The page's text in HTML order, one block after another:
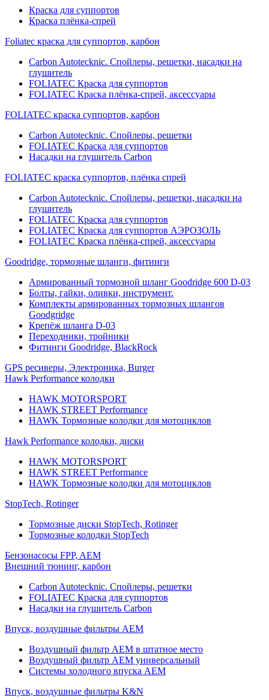
Краска для суппортов
Краска плёнка-спрей
Foliatec краска для суппортов, карбон
Carbon Autotecknic. Спойлеры, решетки, насадки на
глушитель
FOLIATEC Краска для суппортов
FOLIATEC Краска плёнка-спрей, аксессуары
FOLIATEC краска суппортов, карбон
Carbon Autotecknic. Спойлеры, решетки
FOLIATEC Краска для суппортов
Насадки на глушитель Carbon
FOLIATEC краска суппортов, плёнка спрей
Carbon Autotecknic. Спойлеры, решетки, насадки на
глушитель
FOLIATEC Краска для суппортов
FOLIATEC Краска для суппортов АЭРОЗОЛЬ
FOLIATEC Краска плёнка-спрей, аксессуары
Goodridge, тормозные шланги, фитинги
Армированный тормозной шланг Goodridge 600 D-03
Болты, гайки, оливки, инструмент.
Комплекты армированных тормозных шлангов
Goodgridge
Крепёж шланга D-03
Переходники, тройники
Фитинги Goodridge, BlackRock
GPS ресиверы, Электроника, Burger
Hawk Performance колодки
HAWK MOTORSPORT
HAWK STREET Performance
HAWK Тормозные колодки для мотоциклов
Hawk Performance колодки, диски
HAWK MOTORSPORT
HAWK STREET Performance
HAWK Тормозные колодки для мотоциклов
StopTech, Rotinger
Тормозные диски StopTech, Rotinger
Тормозные колодки StopTech
Бензонасосы FPP, AEM
Внешний тюнинг, карбон
Carbon Autotecknic. Спойлеры, решетки
FOLIATEC Краска для суппортов
Насадки на глушитель Carbon
Впуск, воздушные фильтры AEM
Воздушный фильтр AEM в штатное место
Воздушный фильтр AEM универсальный
Системы холодного впуска AEM
Впуск, воздушные фильтры K&N